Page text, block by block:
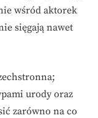
wśród aktorek
sięgają nawet
urody oraz
zarówno na co